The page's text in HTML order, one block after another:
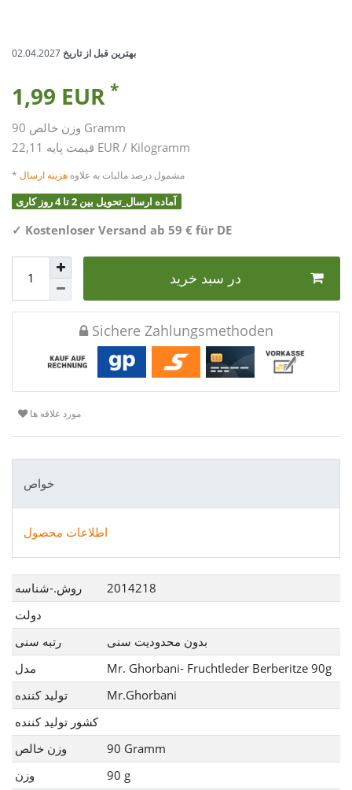
بهترین قبل از تاریخ 02.04.2027
1,99 EUR *
وزن خالص Gramm
قیمت پایه 22,11 EUR / Kilogramm
* مشمول درصد مالیات به علاوه هزینه ارسال
آماده ارسال_تحویل بین 2 تا 4 روز کاری
✓ Kostenloser Versand ab 59 € für DE
در سبد خرید
Sichere Zahlungsmethoden
مورد علاقه ها
خواص
اطلاعات محصول
Ceres::Template.singleItemTechnicalDataAttribute
Ceres::Template.singleItemTechnicalDataValue
روش.-شناسه
2014218
دولت
رتبه سنی
بدون محدودیت سنی
مدل
Mr. Ghorbani- Fruchtleder Berberitze 90g
تولید کننده
Mr.Ghorbani
کشور تولید کننده
وزن خالص
90 Gramm
وزن
90 g